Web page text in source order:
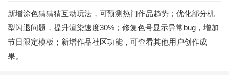
新增涂色猜猜猜互动玩法，可预测热门作品趋势；优化部分机
型闪退问题，提升渲染速度30%；修复色号显示异常bug，增加
节日限定模板；新增作品社区功能，可查看其他用户创作成
果。